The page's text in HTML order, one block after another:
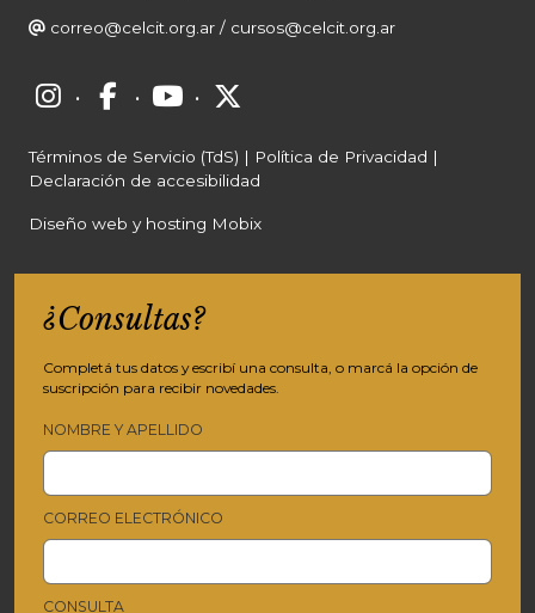
correo@celcit.org.ar / cursos@celcit.org.ar
· · ·
Términos de Servicio (TdS) | Política de Privacidad |
Declaración de accesibilidad
Diseño web y hosting Mobix
¿Consultas?
Completá tus datos y escribí una consulta, o marcá la opción de
suscripción para recibir novedades.
NOMBRE Y APELLIDO
CORREO ELECTRÓNICO
CONSULTA